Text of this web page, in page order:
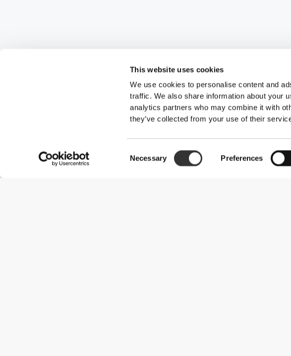
This website uses cookies
We use cookies to personalise content and
traffic. We also share information about your
analytics partners who may combine it with
they’ve collected from your use of their
Selection
Necessary Preferences